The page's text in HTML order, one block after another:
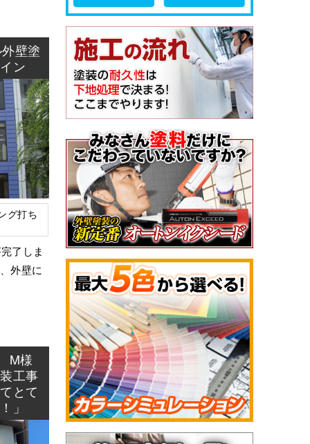
壁塗
ン
グ打ち
了しま
外壁に
M様
工事
とて
」